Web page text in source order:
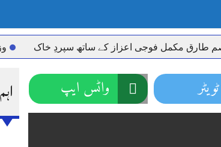
مکمل فوجی اعزاز کے ساتھ سپردِ خاک وزیر
ٹویٹر واٹس ایپ